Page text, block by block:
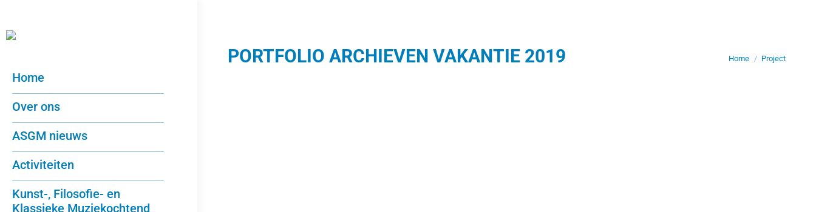
Home
Over ons
ASGM nieuws
Activiteiten
Kunst-, Filosofie- en
Klassieke Muziekochtend
PORTFOLIO ARCHIEVEN VAKANTIE 2019 Je bent hier:
Home Project